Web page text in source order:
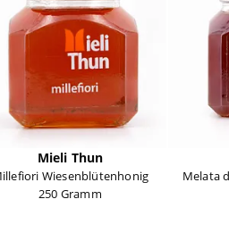
Mieli Thun
Wiesenblütenhonig
250 Gramm
Melata